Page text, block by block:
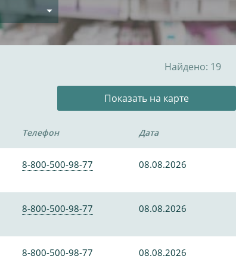
Найдено: 19
Показать на карте
Телефон Дата
8-800-500-98-77 08.08.2026
8-800-500-98-77 08.08.2026
8-800-500-98-77 08.08.2026